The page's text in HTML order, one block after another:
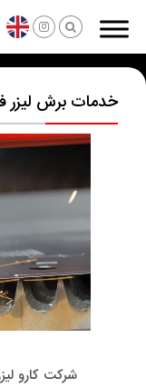
خدمات برش لیزر
شركت كارو